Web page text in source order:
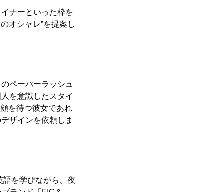
ナーといった枠を
オシャレ”を提案し
ペーパーラッシュ
を意識したスタイ
を待つ彼女であれ
ザインを依頼しま
語を学びながら、夜